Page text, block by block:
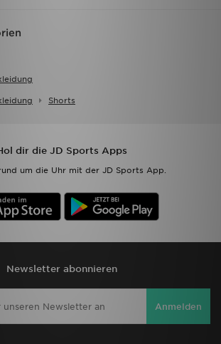
Shorts
dir die JD Sports Apps
um die Uhr mit der JD Sports App.
Newsletter abonnieren
Anmelden